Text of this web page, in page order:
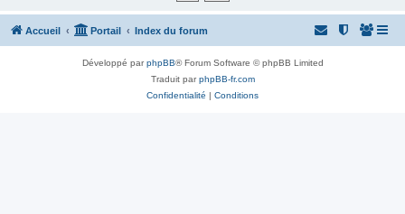
Accueil Portail Index du forum
Développé parphpBB® Forum Software © phpBB Limited
Traduit parphpBB-fr.com
Confidentialité | Conditions